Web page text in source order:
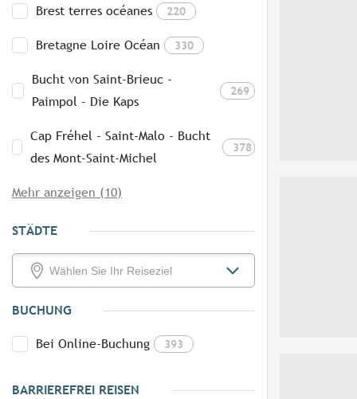
Brest terres océanes 220
Bretagne Loire Océan 330
Bucht von Saint-Brieuc -
Paimpol - Die Kaps
269
Cap Fréhel - Saint-Malo - Bucht
des Mont-Saint-Michel
378
Mehr anzeigen (10)
STÄDTE
BUCHUNG
Bei Online-Buchung 393
BARRIEREFREI REISEN